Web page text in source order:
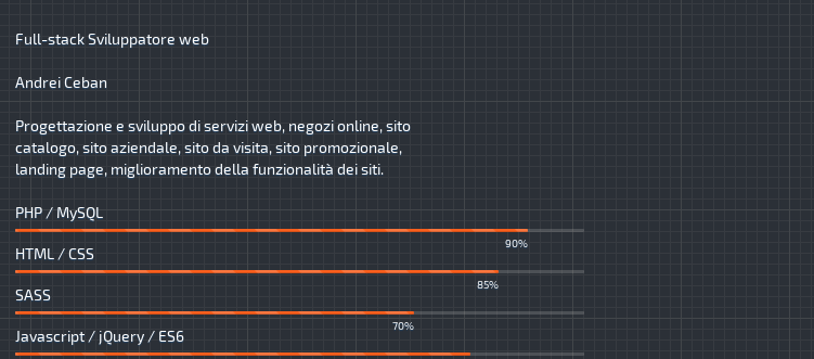
Full-stack Sviluppatore web
Andrei Ceban
Progettazione e sviluppo di servizi web, negozi online, sito
catalogo, sito aziendale, sito da visita, sito promozionale,
landing page, miglioramento della funzionalità dei siti.
PHP / MySQL
90%
HTML / CSS
85%
SASS
70%
Javascript / jQuery / ES6